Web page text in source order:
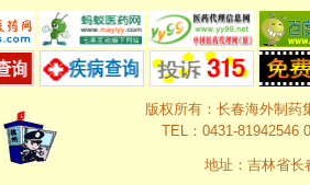
版权所有：长春海外制药
TEL：0431-81942546
地址：吉林省长